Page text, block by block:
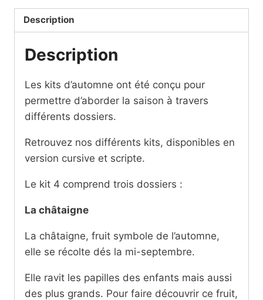
Description
Description
Les kits d’automne ont été conçu pour
permettre d’aborder la saison à travers
différents dossiers.
Retrouvez nos différents kits, disponibles en
version cursive et scripte.
Le kit 4 comprend trois dossiers :
La châtaigne
La châtaigne, fruit symbole de l’automne,
elle se récolte dés la mi-septembre.
Elle ravit les papilles des enfants mais aussi
des plus grands. Pour faire découvrir ce fruit,